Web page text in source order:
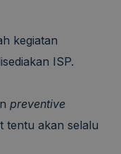
kegiatan
ISP.
preventive
tentu akan selalu